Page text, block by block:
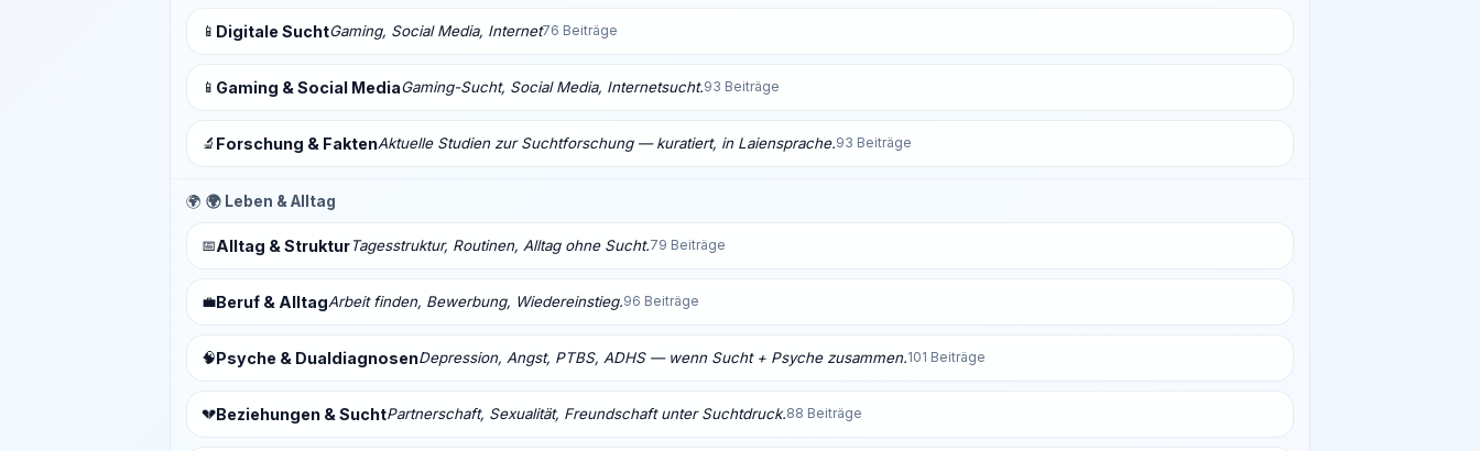
📱 Digitale SuchtGaming, Social Media, Internet76 Beiträge
📱 Gaming & Social MediaGaming-Sucht, Social Media, Internetsucht.93 Beiträge
🔬 Forschung & FaktenAktuelle Studien zur Suchtforschung — kuratiert, in Laiensprache.93 Beiträge
🌍 🌍 Leben & Alltag
📅Alltag & StrukturTagesstruktur, Routinen, Alltag ohne Sucht.79 Beiträge
💼Beruf & AlltagArbeit finden, Bewerbung, Wiedereinstieg.96 Beiträge
🧠Psyche & DualdiagnosenDepression, Angst, PTBS, ADHS — wenn Sucht + Psyche zusammen.101 Beiträge
💔Beziehungen & SuchtPartnerschaft, Sexualität, Freundschaft unter Suchtdruck.88 Beiträge